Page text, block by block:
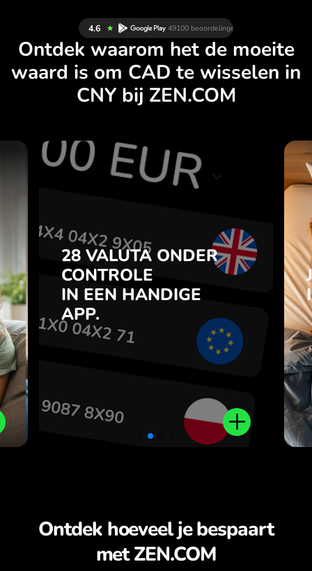
Ontdek waarom het de moeite
waard is om CAD te wisselen in
CNY bij ZEN.COM
28 VALUTA ONDER
CONTROLE
IN EEN HANDIGE
APP.
28 VALUTA ONDER
IN EEN HANDIGE
APP.
Koop CAD, verkoop CNY en
omgekeerd met één klik in de
Ontdek hoeveel je bespaart
met ZEN.COM